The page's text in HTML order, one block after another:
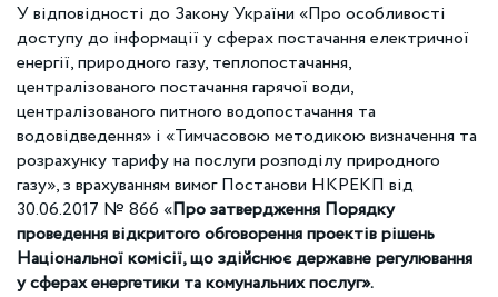
У відповідності до Закону України «Про особливості
доступу до інформації у сферах постачання електричної
енергії, природного газу, теплопостачання,
централізованого постачання гарячої води,
централізованого питного водопостачання та
водовідведення» і «Тимчасовою методикою визначення та
розрахунку тарифу на послуги розподілу природного
газу», з врахуванням вимог Постанови НКРЕКП від
30.06.2017 № 866 «Про затвердження Порядку
проведення відкритого обговорення проектів рішень
Національної комісії, що здійснює державне регулювання
у сферах енергетики та комунальних послуг».